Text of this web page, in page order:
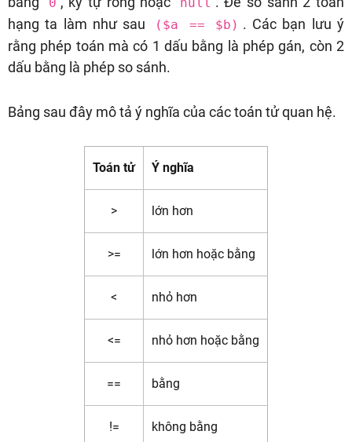
hạng ta làm như sau
($a == $b) . Các bạn lưu ý
rằng phép toán mà có 1 dấu bằng là phép gán, còn 2
dấu bằng là phép so sánh.
Bảng sau đây mô tả ý nghĩa của các toán tử quan hệ.
Toán tử Ý nghĩa
> lớn hơn
>= lớn hơn hoặc bằng
< nhỏ hơn
<= nhỏ hơn hoặc bằng
== bằng
!= không bằng